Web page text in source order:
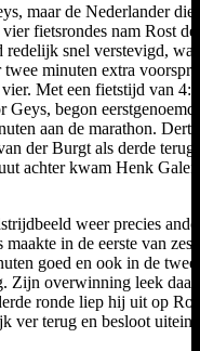
maar de Nederlander die
fietsrondes nam Rost de
snel verstevigd,
minuten extra
Met een fietstijd van
begon
aan de marathon.
der Burgt als derde terug
achter kwam Henk
weer precies
in de eerste van zes
goed en ook in de
Zijn overwinning leek
ronde liep hij uit op
ver terug en besloot